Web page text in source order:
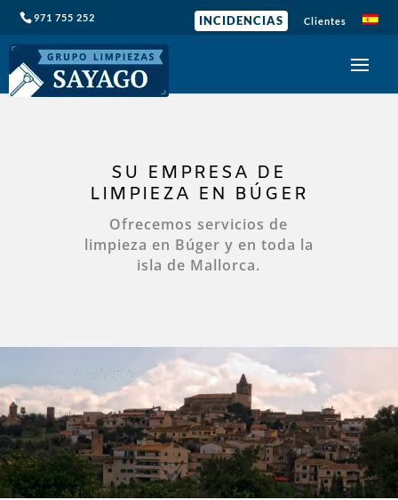
971 755 252 INCIDENCIAS Clientes
SU EMPRESA DE
LIMPIEZA EN BÚGER
Ofrecemos servicios de
limpieza en Búger y en toda la
isla de Mallorca.